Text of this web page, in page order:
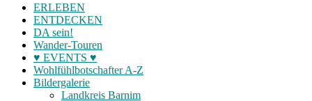
ERLEBEN
ENTDECKEN
DA sein!
Wander-Touren
♥ EVENTS ♥
Wohlfühlbotschafter A-Z
Bildergalerie
Landkreis Barnim